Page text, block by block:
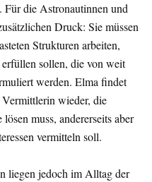
Für die Astronautinnen und
Druck: Sie müssen
Strukturen arbeiten,
sollen, die von weit
werden. Elma findet
wieder, die
muss, andererseits aber
vermitteln soll.
liegen jedoch im Alltag der